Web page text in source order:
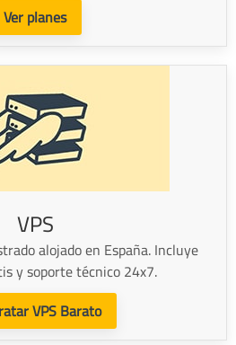
Ver planes
VPS
alojado en España. Incluye
y soporte técnico 24x7.
VPS Barato